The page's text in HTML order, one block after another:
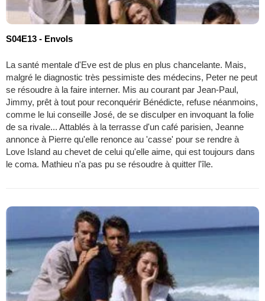
S04E13 - Envols
La santé mentale d'Eve est de plus en plus chancelante. Mais,
malgré le diagnostic très pessimiste des médecins, Peter ne peut
se résoudre à la faire interner. Mis au courant par Jean-Paul,
Jimmy, prêt à tout pour reconquérir Bénédicte, refuse néanmoins,
comme le lui conseille José, de se disculper en invoquant la folie
de sa rivale... Attablés à la terrasse d'un café parisien, Jeanne
annonce à Pierre qu'elle renonce au 'casse' pour se rendre à
Love Island au chevet de celui qu'elle aime, qui est toujours dans
le coma. Mathieu n'a pas pu se résoudre à quitter l'île.